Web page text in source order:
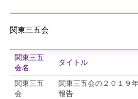
関東三五会
関東三五
会名
タイトル
関東三五
会
関東三五会の２０１９
報告